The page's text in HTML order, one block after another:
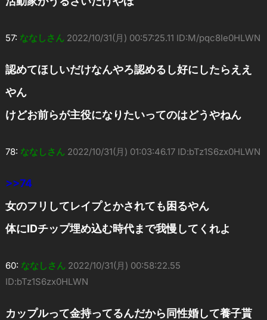
57: ななしさん 2022/10/31(月) 00:57:25.11 ID:M/pqc8Ie0HLWN
認めてほしいだけなんやろ認めるし好にしたらええ
やん
けどお前らが主役になりたいってのはどうやねん
78: ななしさん 2022/10/31(月) 01:03:46.17 ID:bTz1S6zx0HLWN
>>74
女のフリしてレイプとかされても困るやん
体にIDチップ埋め込む時代まで我慢してくれよ
60: ななしさん 2022/10/31(月) 00:58:22.55
ID:bTz1S6zx0HLWN
カップルって金持ってるんだから同性婚して養子貰